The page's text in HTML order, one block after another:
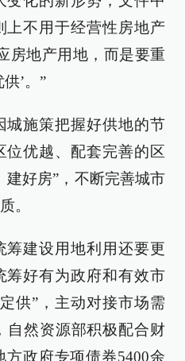
上不用于经营性房地产
房地产用地，而是要重
’。”
城施策把握好供地的节
优越、配套完善的区
建好房”，不断完善城市
。
筹建设用地利用还要更
筹好有为政府和有效市
供”，主动对接市场需
自然资源部积极配合财
政府专项债券5400余